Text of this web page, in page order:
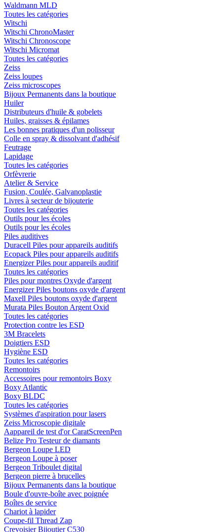
Waldmann MLD
Toutes les catégories
Witschi
Witschi ChronoMaster
Witschi Chronoscope
Witschi Micromat
Toutes les catégories
Zeiss
Zeiss loupes
Zeiss microscopes
Bijoux Permanents dans la boutique
Huiler
Distributeurs d'huile & gobelets
Huiles, graisses & épilames
Les bonnes pratiques d'un polisseur
Colle en spray & dissolvant d'adhésif
Feutrage
Lapidage
Toutes les catégories
Orfèvrerie
Atelier & Service
Fusion, Coulée, Galvanoplastie
Livres à secteur de bijouterie
Toutes les catégories
Outils pour les écoles
Outils pour les écoles
Piles auditives
Duracell Piles pour appareils auditifs
Ecopack Piles pour appareils auditifs
Energizer Piles pour appareils auditif
Toutes les catégories
Piles pour montres Oxyde d'argent
Energizer Piles boutons oxyde d'argent
Maxell Piles boutons oxyde d'argent
Murata Piles Bouton Argent Oxid
Toutes les catégories
Protection contre les ESD
3M Bracelets
Doigtiers ESD
Hygiène ESD
Toutes les catégories
Remontoirs
Accessoires pour remontoirs Boxy
Boxy Atlantic
Boxy BLDC
Toutes les catégories
Systèmes d'aspiration pour lasers
Zeiss Microscopie digitale
Aappareil de test d'or CaratScreenPen
Belize Pro Testeur de diamants
Bergeon Loupe LED
Bergeon Loupe à poser
Bergeon Triboulet digital
Bergeon pierre à brucelles
Bijoux Permanents dans la boutique
Boule d'ouvre-boîte avec poignée
Boîtes de service
Chariot à lapider
Coupe-fil Thread Zap
Crevoisier Bijoutier C530